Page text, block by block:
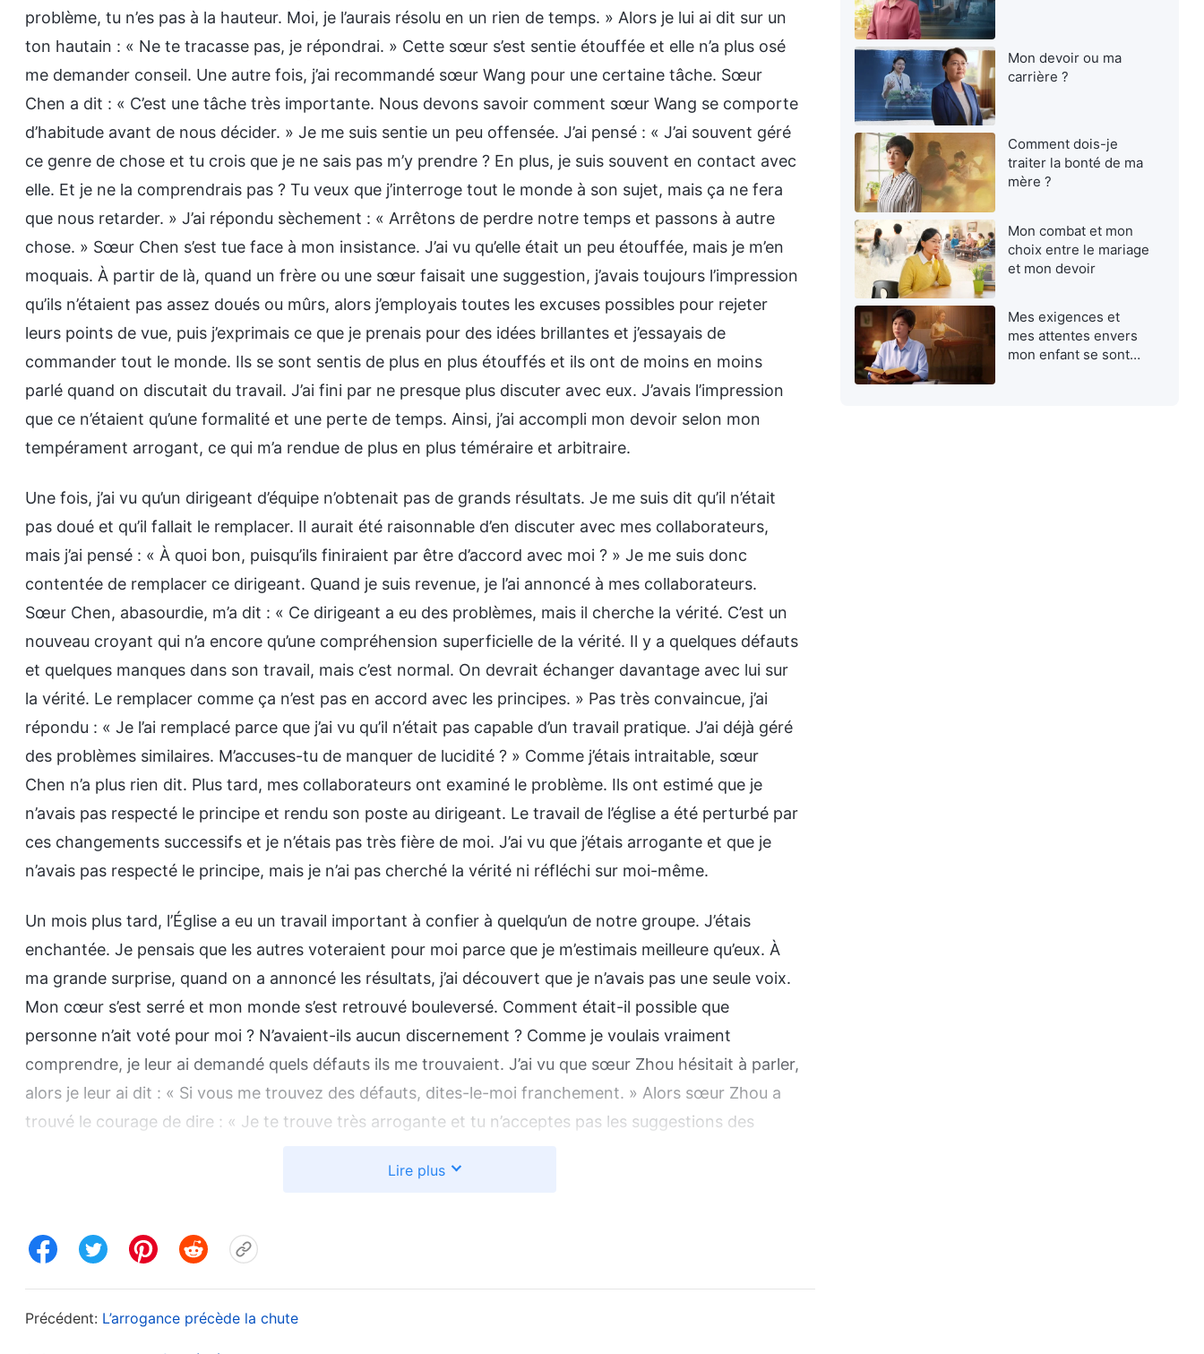
problème, tu n’es pas à la hauteur. Moi, je l’aurais résolu en un rien de temps. » Alors je lui ai dit sur un
ton hautain : « Ne te tracasse pas, je répondrai. » Cette sœur s’est sentie étouffée et elle n’a plus osé
me demander conseil. Une autre fois, j’ai recommandé sœur Wang pour une certaine tâche. Sœur
Chen a dit : « C’est une tâche très importante. Nous devons savoir comment sœur Wang se comporte
d’habitude avant de nous décider. » Je me suis sentie un peu offensée. J’ai pensé : « J’ai souvent géré
ce genre de chose et tu crois que je ne sais pas m’y prendre ? En plus, je suis souvent en contact avec
elle. Et je ne la comprendrais pas ? Tu veux que j’interroge tout le monde à son sujet, mais ça ne fera
que nous retarder. » J’ai répondu sèchement : « Arrêtons de perdre notre temps et passons à autre
chose. » Sœur Chen s’est tue face à mon insistance. J’ai vu qu’elle était un peu étouffée, mais je m’en
moquais. À partir de là, quand un frère ou une sœur faisait une suggestion, j’avais toujours l’impression
qu’ils n’étaient pas assez doués ou mûrs, alors j’employais toutes les excuses possibles pour rejeter
leurs points de vue, puis j’exprimais ce que je prenais pour des idées brillantes et j’essayais de
commander tout le monde. Ils se sont sentis de plus en plus étouffés et ils ont de moins en moins
parlé quand on discutait du travail. J’ai fini par ne presque plus discuter avec eux. J’avais l’impression
que ce n’étaient qu’une formalité et une perte de temps. Ainsi, j’ai accompli mon devoir selon mon
tempérament arrogant, ce qui m’a rendue de plus en plus téméraire et arbitraire.
Une fois, j’ai vu qu’un dirigeant d’équipe n’obtenait pas de grands résultats. Je me suis dit qu’il n’était
pas doué et qu’il fallait le remplacer. Il aurait été raisonnable d’en discuter avec mes collaborateurs,
mais j’ai pensé : « À quoi bon, puisqu’ils finiraient par être d’accord avec moi ? » Je me suis donc
contentée de remplacer ce dirigeant. Quand je suis revenue, je l’ai annoncé à mes collaborateurs.
Sœur Chen, abasourdie, m’a dit : « Ce dirigeant a eu des problèmes, mais il cherche la vérité. C’est un
nouveau croyant qui n’a encore qu’une compréhension superficielle de la vérité. Il y a quelques défauts
et quelques manques dans son travail, mais c’est normal. On devrait échanger davantage avec lui sur
la vérité. Le remplacer comme ça n’est pas en accord avec les principes. » Pas très convaincue, j’ai
répondu : « Je l’ai remplacé parce que j’ai vu qu’il n’était pas capable d’un travail pratique. J’ai déjà géré
des problèmes similaires. M’accuses-tu de manquer de lucidité ? » Comme j’étais intraitable, sœur
Chen n’a plus rien dit. Plus tard, mes collaborateurs ont examiné le problème. Ils ont estimé que je
n’avais pas respecté le principe et rendu son poste au dirigeant. Le travail de l’église a été perturbé par
ces changements successifs et je n’étais pas très fière de moi. J’ai vu que j’étais arrogante et que je
n’avais pas respecté le principe, mais je n’ai pas cherché la vérité ni réfléchi sur moi-même.
Un mois plus tard, l’Église a eu un travail important à confier à quelqu’un de notre groupe. J’étais
enchantée. Je pensais que les autres voteraient pour moi parce que je m’estimais meilleure qu’eux. À
ma grande surprise, quand on a annoncé les résultats, j’ai découvert que je n’avais pas une seule voix.
Mon cœur s’est serré et mon monde s’est retrouvé bouleversé. Comment était-il possible que
personne n’ait voté pour moi ? N’avaient-ils aucun discernement ? Comme je voulais vraiment
comprendre, je leur ai demandé quels défauts ils me trouvaient. J’ai vu que sœur Zhou hésitait à parler,
alors je leur ai dit : « Si vous me trouvez des défauts, dites-le-moi franchement. » Alors sœur Zhou a
trouvé le courage de dire : « Je te trouve très arrogante et tu n’acceptes pas les suggestions des
sens étouffée. » Une autre sœur a baissé la tête et dit : « Moi aussi, je me sens étouffée. Je te trouve
t’occuper du travail de l’église et pouvoir tout faire, que tu penses que tous les autres sont des bons à
rien. » Sœur Chen a ajouté : « Je te trouve vaniteuse et je pense que tu ne cherches pas la vérité et les
principes dans ton travail. Tu n’acceptes pas les opinions des autres et tu veux décider de tout toute
seule. » L’une après l’autre, toutes les sœurs avec lesquelles je travaillais on dit que j’étais arrogante et
Lire plus
Précédent: L’arrogance précède la chute
Mon devoir ou ma
carrière ?
Comment dois-je
traiter la bonté de ma
mère ?
Mon combat et mon
choix entre le mariage
et mon devoir
Mes exigences et
mes attentes envers
mon enfant se sont